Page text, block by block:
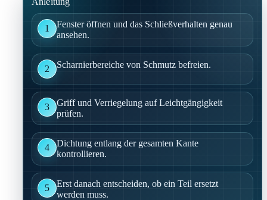
1
Fenster öffnen und das Schließverhalten genau
ansehen.
2 Scharnierbereiche von Schmutz befreien.
3
Griff und Verriegelung auf Leichtgängigkeit
prüfen.
4
Dichtung entlang der gesamten Kante
kontrollieren.
5
Erst danach entscheiden, ob ein Teil ersetzt
werden muss.